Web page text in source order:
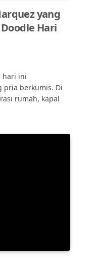
yang
Hari
hari ini
pria berkumis. Di
rumah, kapal